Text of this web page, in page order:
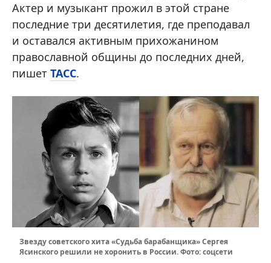
Актер и музыкант прожил в этой стране
последние три десятилетия, где преподавал
и оставался активным прихожанином
православной общины до последних дней,
пишет ТАСС.
Звезду советского хита «Судьба барабанщика» Сергея
Ясинского решили не хоронить в России. Фото: соцсети